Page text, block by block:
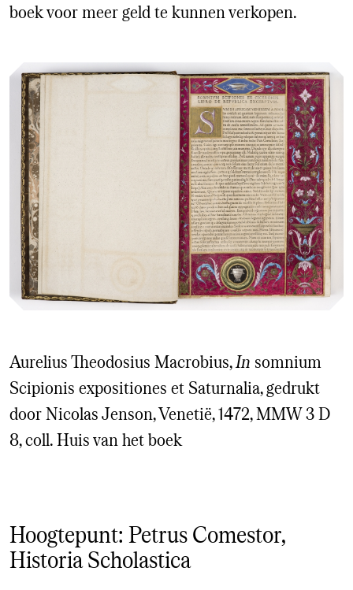
boek voor meer geld te kunnen verkopen.
Aurelius Theodosius Macrobius, In somnium
Scipionis expositiones et Saturnalia, gedrukt
door Nicolas Jenson, Venetië, 1472, MMW 3 D
8, coll. Huis van het boek
Hoogtepunt: Petrus Comestor,
Historia Scholastica